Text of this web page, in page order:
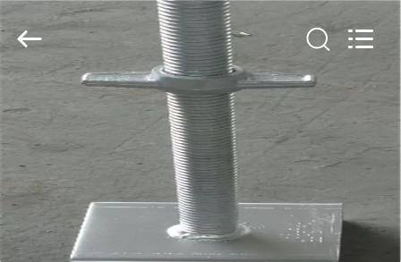
RUMAH
PRODUK
TENTANG
KITA
&
System
Co.,
Ltd..
Rights